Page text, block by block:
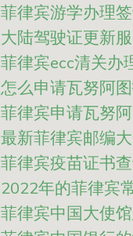
菲律宾游学办理
大陆驾驶证更新
菲律宾ecc清关办
怎么申请瓦努阿
菲律宾申请瓦努
最新菲律宾邮编
菲律宾疫苗证书
2022年的菲律宾
菲律宾中国大使